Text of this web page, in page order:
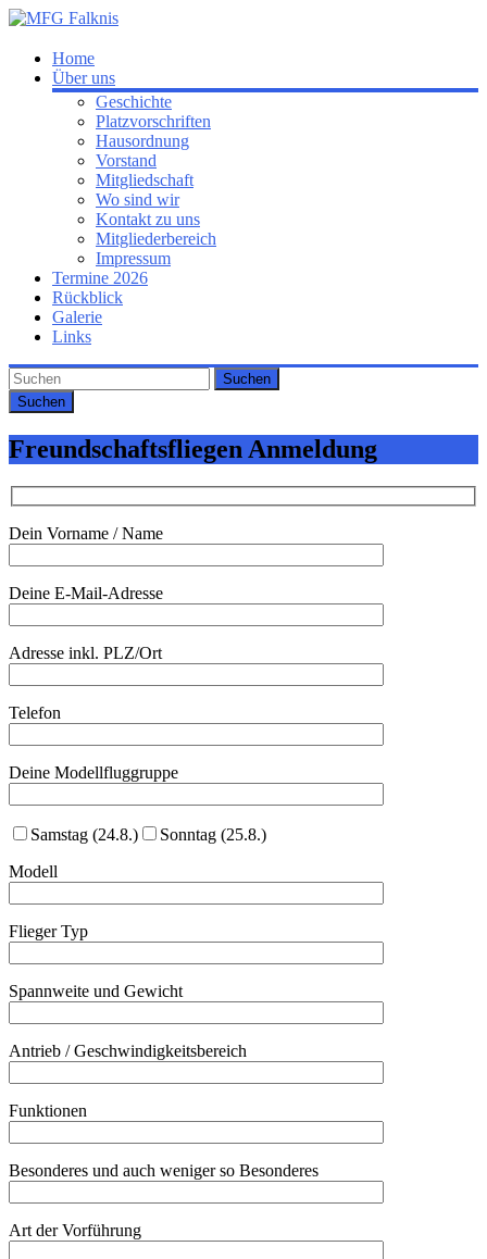
Zum
springen
MFG
Falknis
Willkommen
Homepage
Home
Über uns
Geschichte
Platzvorschriften
Hausordnung
Vorstand
Mitgliedschaft
Wo sind wir
Kontakt zu uns
Mitgliederbereich
Impressum
Termine 2026
Rückblick
Galerie
Links
Suchen
Freundschaftsfliegen Anmeldung
Dein Vorname / Name
Deine E-Mail-Adresse
Adresse inkl. PLZ/Ort
Telefon
Deine Modellfluggruppe
Samstag (24.8.)
Sonntag (25.8.)
Modell
Flieger Typ
Spannweite und Gewicht
Antrieb / Geschwindigkeitsbereich
Funktionen
Besonderes und auch weniger so Besonderes
Art der Vorführung